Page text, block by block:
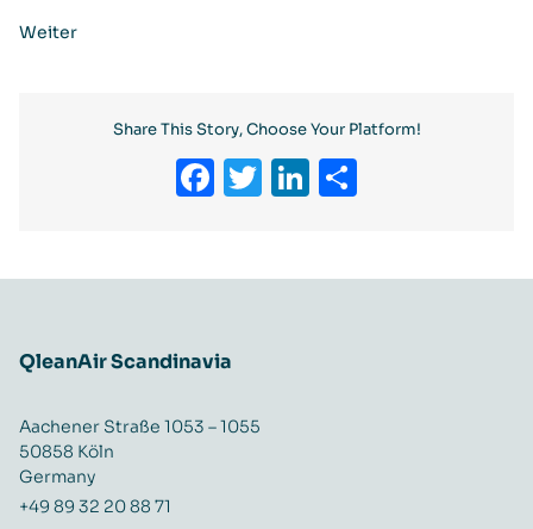
Weiter
Share This Story, Choose Your Platform!
Facebook
Twitter
LinkedIn
QleanAir Scandinavia
Aachener Straße 1053 – 1055
50858 Köln
Germany
+49 89 32 20 88 71